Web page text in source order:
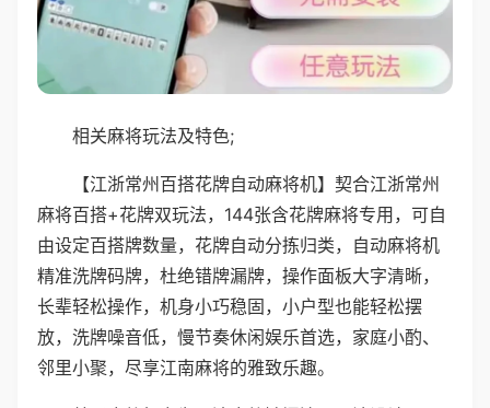
相关麻将玩法及特色;
【江浙常州百搭花牌自动麻将机】契合江浙常州
麻将百搭+花牌双玩法，144张含花牌麻将专用，可自
由设定百搭牌数量，花牌自动分拣归类，自动麻将机
精准洗牌码牌，杜绝错牌漏牌，操作面板大字清晰，
长辈轻松操作，机身小巧稳固，小户型也能轻松摆
放，洗牌噪音低，慢节奏休闲娱乐首选，家庭小酌、
邻里小聚，尽享江南麻将的雅致乐趣。